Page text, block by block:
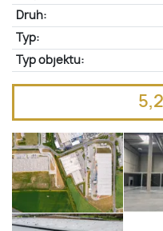
Druh:
Typ:
Typ objektu: